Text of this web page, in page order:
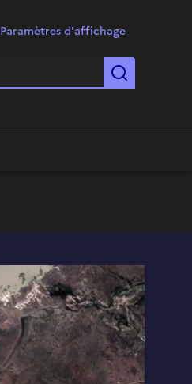
Paramètres d'affichage